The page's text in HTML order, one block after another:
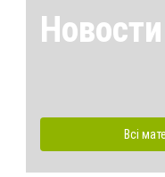
Всі